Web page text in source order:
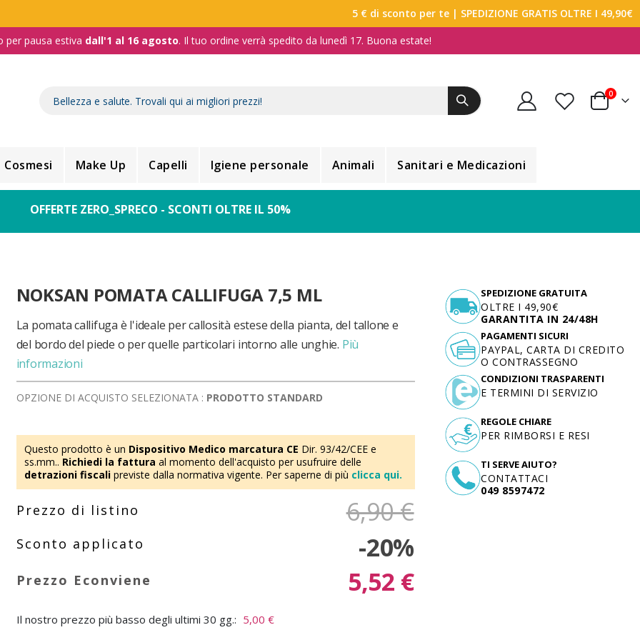
5 € di sconto per te | SPEDIZIONE GRATIS OLTRE I 49,90€
per pausa estiva dall'1 al 16 agosto. Il tuo ordine verrà spedito da lunedì 17. Buona estate!
Carrello
0
Cosmesi Make Up Capelli Igiene personale Animali Sanitari e Medicazioni
OFFERTE ZERO_SPRECO - SCONTI OLTRE IL 50%
NOKSAN POMATA CALLIFUGA 7,5 ML
La pomata callifuga è l'ideale per callosità estese della pianta, del tallone e
del bordo del piede o per quelle particolari intorno alle unghie. Più
informazioni
OPZIONE DI ACQUISTO SELEZIONATA : PRODOTTO STANDARD
Questo prodotto è un Dispositivo Medico marcatura CE Dir. 93/42/CEE e
ss.mm.. Richiedi la fattura al momento dell'acquisto per usufruire delle
detrazioni fiscalipreviste dalla normativa vigente. Per saperne di più clicca qui.
6,90 €
-20%
5,52 €
Il nostro prezzo più basso degli ultimi 30 gg.: 5,00 €
SPEDIZIONE GRATUITA
OLTRE I 49,90€
GARANTITA IN 24/48H
TI SERVE AIUTO?
CONTATTACI
049 8597472
PAGAMENTI SICURI
PAYPAL, CARTA DI CREDITO
O CONTRASSEGNO
CONDIZIONI TRASPARENTI
E TERMINI DI SERVIZIO
REGOLE CHIARE
PER RIMBORSI E RESI